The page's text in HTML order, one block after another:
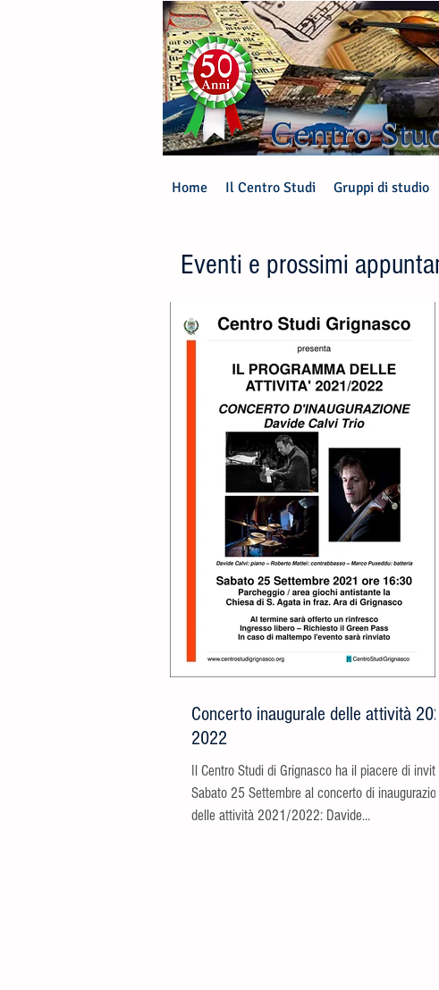
Centro
Home Il Centro Studi Gruppi di studio
Eventi e prossimi
Concerto inaugurale delle attività
2022
Il Centro Studi di Grignasco ha il piacere di
Sabato 25 Settembre al concerto di
delle attività 2021/2022: Davide...